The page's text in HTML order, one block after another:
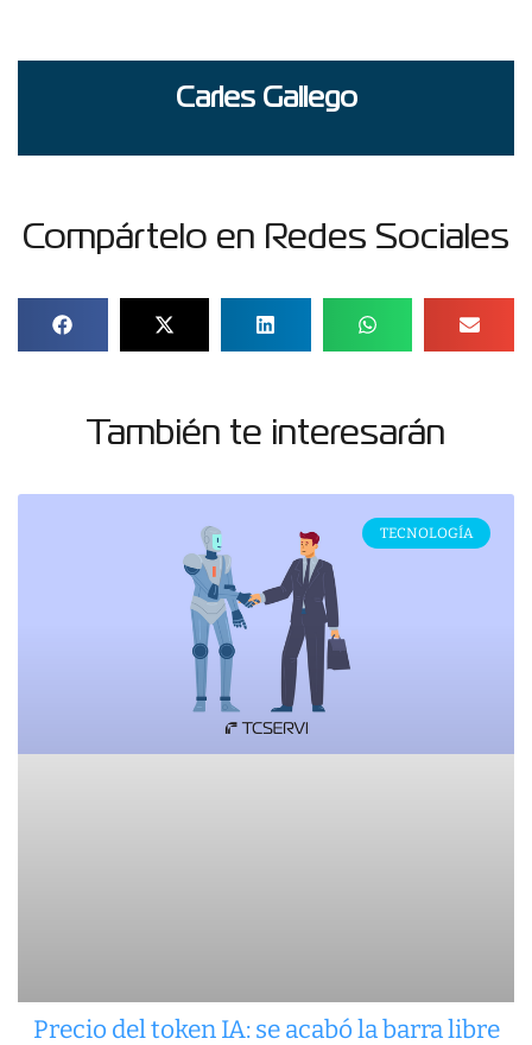
Carles Gallego
Compártelo en Redes Sociales
También te interesarán
TECNOLOGÍA
Precio del token IA: se acabó la barra libre